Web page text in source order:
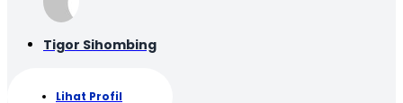
Tigor Sihombing
Lihat Profil